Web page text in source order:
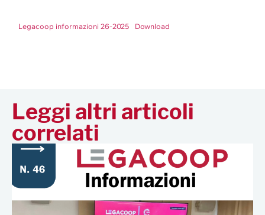
Legacoop informazioni 26-2025 Download
Leggi altri articoli
correlati